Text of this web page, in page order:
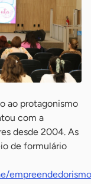
ao protagonismo
com a
desde 2004. As
de formulário